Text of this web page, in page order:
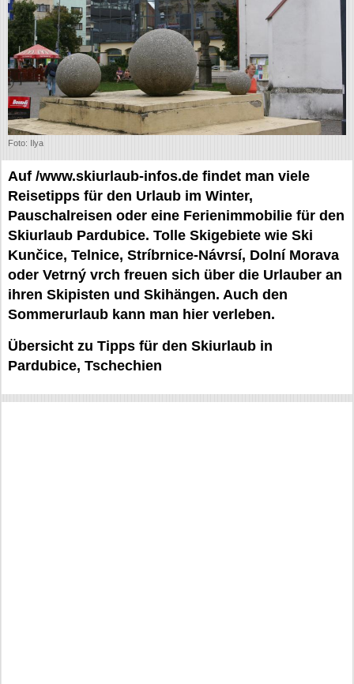
Foto: Ilya
Auf /www.skiurlaub-infos.de findet man viele
Reisetipps für den Urlaub im Winter,
Pauschalreisen oder eine Ferienimmobilie für den
Skiurlaub Pardubice. Tolle Skigebiete wie Ski
Kunčice, Telnice, Stríbrnice-Návrsí, Dolní Morava
oder Vetrný vrch freuen sich über die Urlauber an
ihren Skipisten und Skihängen. Auch den
Sommerurlaub kann man hier verleben.
Übersicht zu Tipps für den Skiurlaub in
Pardubice, Tschechien